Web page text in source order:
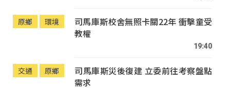
原鄉 環境
司馬庫斯校舍無照卡關22年 衝擊童受
教權
19:40
交通 原鄉
司馬庫斯災後復建 立委前往考察盤點
需求